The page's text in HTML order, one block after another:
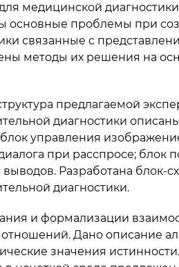
медицинской
основные проблемы при
связанные с
методы их решения на
предлагаемой
диагностики
управления
при расспросе;
выводов. Разработана блок-
диагностики.
и формализации
отношений. Дано описание
значения